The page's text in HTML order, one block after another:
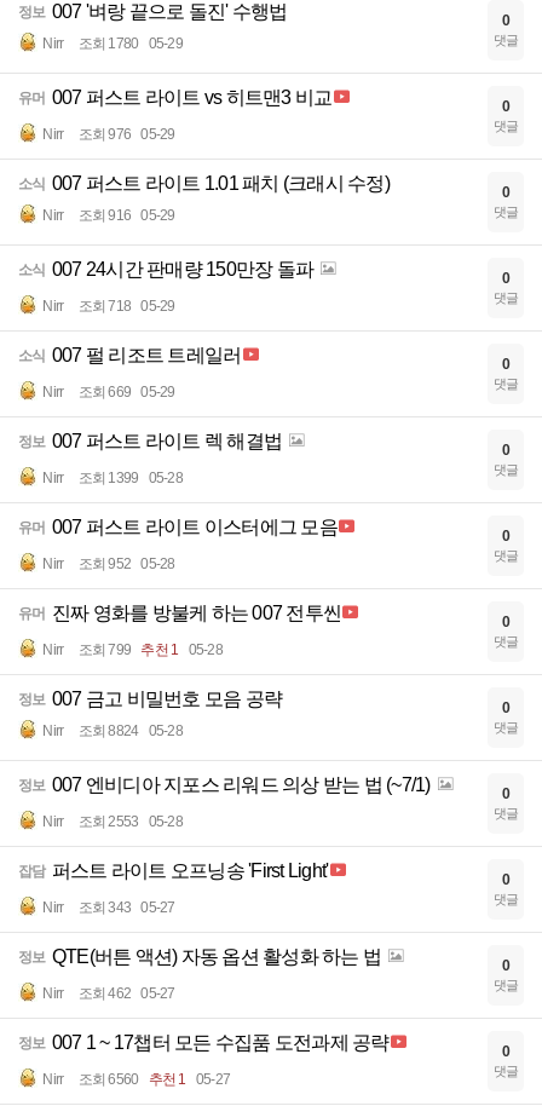
정보 007 '벼랑 끝으로 돌진' 수행법
Nirr 조회 1780 05-29
0
댓글
유머 007 퍼스트 라이트 vs 히트맨3 비교
Nirr 조회 976 05-29
0
댓글
소식 007 퍼스트 라이트 1.01 패치 (크래시 수정)
Nirr 조회 916 05-29
0
댓글
소식 007 24시간 판매량 150만장 돌파
Nirr 조회 718 05-29
0
댓글
소식 007 펄 리조트 트레일러
Nirr 조회 669 05-29
0
댓글
정보 007 퍼스트 라이트 렉 해결법
Nirr 조회 1399 05-28
0
댓글
유머 007 퍼스트 라이트 이스터에그 모음
Nirr 조회 952 05-28
0
댓글
유머 진짜 영화를 방불케 하는 007 전투씬
Nirr 조회 799 추천 1 05-28
0
댓글
정보 007 금고 비밀번호 모음 공략
Nirr 조회 8824 05-28
0
댓글
정보 007 엔비디아 지포스 리워드 의상 받는 법 (~7/1)
Nirr 조회 2553 05-28
0
댓글
잡담 퍼스트 라이트 오프닝송 'First Light'
Nirr 조회 343 05-27
0
댓글
정보 QTE(버튼 액션) 자동 옵션 활성화 하는 법
Nirr 조회 462 05-27
0
댓글
정보 007 1 ~ 17챕터 모든 수집품 도전과제 공략
Nirr 조회 6560 추천 1 05-27
0
댓글